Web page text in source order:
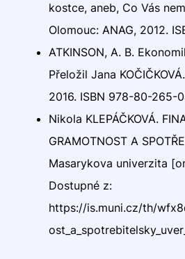
kostce, aneb, Co Vás
Olomouc: ANAG, 2012.
ATKINSON, A. B.
Přeložil Jana
2016. ISBN 978-80-265-
Nikola KLEPÁČKOVÁ.
GRAMOTNOST A
Masarykova univerzita
Dostupné z:
https://is.muni.cz/th/